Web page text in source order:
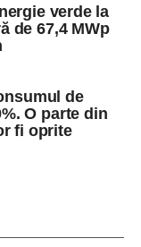
verde la
de 67,4 MWp
de
O parte din
fi oprite